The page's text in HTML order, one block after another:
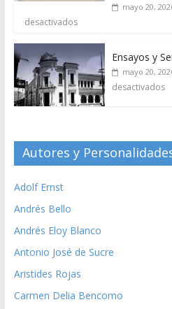
mayo 20,
desactivados
Ensayos y
mayo 20,
desactivados
Autores y
Adolf Ernst
Andrés Bello
Andrés Eloy Blanco
Antonio José de Sucre
Aristides Rojas
Carmen Delia Bencomo